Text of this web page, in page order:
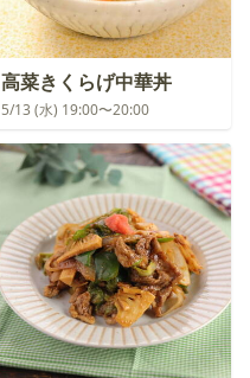
高菜きくらげ中華丼
5/13 (水) 19:00〜20:00